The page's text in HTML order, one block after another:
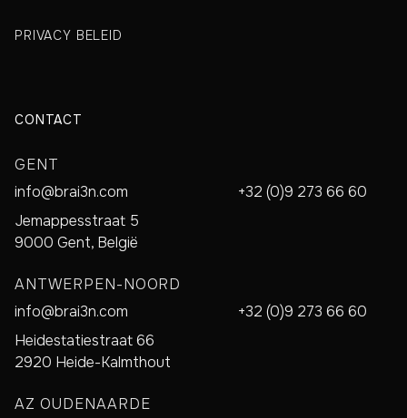
PRIVACY BELEID
CONTACT
GENT
info@brai3n.com
+32 (0)9 273 66 60
Jemappesstraat 5
9000 Gent, België
ANTWERPEN-NOORD
info@brai3n.com
+32 (0)9 273 66 60
Heidestatiestraat 66
2920 Heide-Kalmthout
AZ OUDENAARDE